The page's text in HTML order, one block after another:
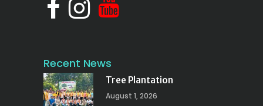
Recent News
Tree Plantation
August 1, 2026